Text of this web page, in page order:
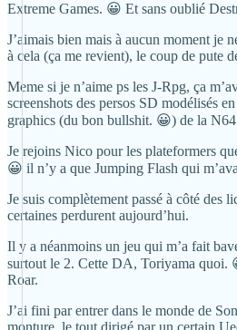
Extreme Games. 😀 Et sans oublié
J’aimais bien mais à aucun moment je
à cela (ça me revient), le coup de pute
Meme si je n’aime ps les J-Rpg, ça
screenshots des persos SD modélisés
graphics (du bon bullshit. 😀) de la
Je rejoins Nico pour les plateformers
😀 il n’y a que Jumping Flash qui
Je suis complètement passé à côté des
certaines perdurent aujourd’hui.
Il y a néanmoins un jeu qui m’a fait
surtout le 2. Cette DA, Toriyama quoi.
Roar.
J’ai fini par entrer dans le monde de
monture, le tout dirigé par un certain